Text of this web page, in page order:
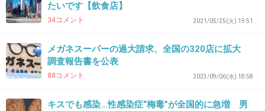
>>26
それを待ってたw
たいです【飲食店】
34コメント 2021/05/25(火) 19:51
メガネスーパーの過大請求、全国の320店に拡大
調査報告書を公表
88コメント 2023/09/06(水) 18:58
キスでも感染…性感染症“梅毒”が全国的に急増 男